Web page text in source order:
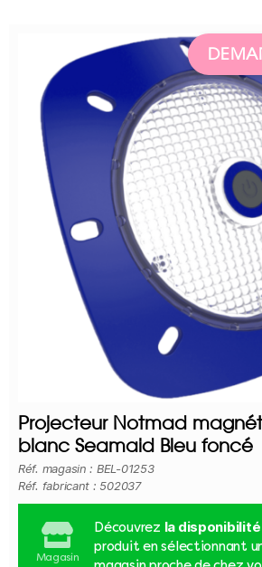
Projecteur Notmad
blanc Seamaid Bleu foncé
Réf. magasin : BEL-01253
Réf. fabricant : 502037
Magasin
Découvrez la disponibilité
produit en sélectionnant